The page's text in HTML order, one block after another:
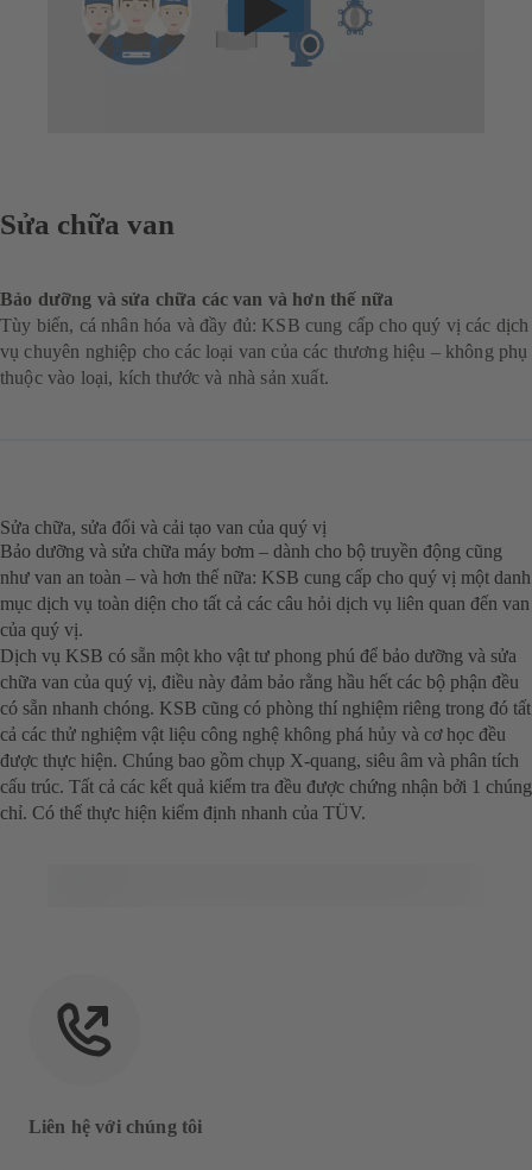
Sửa chữa van
Bảo dưỡng và sửa chữa các van và hơn thế nữa
Tùy biến, cá nhân hóa và đầy đủ: KSB cung cấp cho quý vị các dịch
vụ chuyên nghiệp cho các loại van của các thương hiệu – không phụ
thuộc vào loại, kích thước và nhà sản xuất.
Sửa chữa, sửa đổi và cải tạo van của quý vị
Bảo dưỡng và sửa chữa máy bơm – dành cho bộ truyền động cũng
như van an toàn – và hơn thế nữa: KSB cung cấp cho quý vị một danh
mục dịch vụ toàn diện cho tất cả các câu hỏi dịch vụ liên quan đến van
của quý vị.
Dịch vụ KSB có sẵn một kho vật tư phong phú để bảo dưỡng và sửa
chữa van của quý vị, điều này đảm bảo rằng hầu hết các bộ phận đều
có sẵn nhanh chóng. KSB cũng có phòng thí nghiệm riêng trong đó tất
cả các thử nghiệm vật liệu công nghệ không phá hủy và cơ học đều
được thực hiện. Chúng bao gồm chụp X-quang, siêu âm và phân tích
cấu trúc. Tất cả các kết quả kiểm tra đều được chứng nhận bởi 1 chúng
chỉ. Có thể thực hiện kiểm định nhanh của TÜV.
Liên hệ với chúng tôi